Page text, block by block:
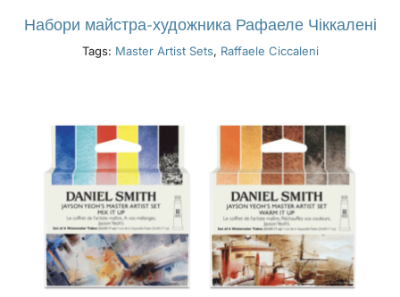
Набори майстра-художника Рафаеле Чіккалені
Tags: Master Artist Sets, Raffaele Ciccaleni